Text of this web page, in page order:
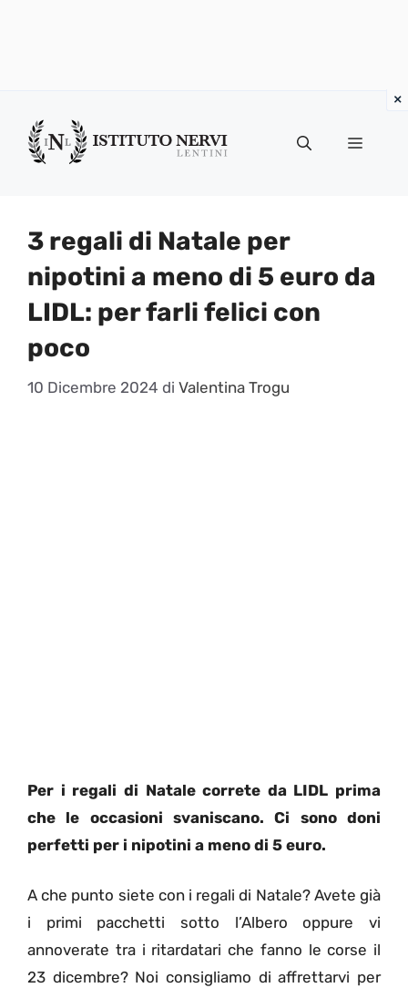
contenuto
Menu
3 regali di Natale per
nipotini a meno di 5 euro da
LIDL: per farli felici con
poco
10 Dicembre 2024 di Valentina Trogu
Per i regali di Natale correte da LIDL prima
che le occasioni svaniscano. Ci sono doni
perfetti per i nipotini a meno di 5 euro.
A che punto siete con i regali di Natale? Avete già
i primi pacchetti sotto l’Albero oppure vi
annoverate tra i ritardatari che fanno le corse il
23 dicembre? Noi consigliamo di affrettarvi per